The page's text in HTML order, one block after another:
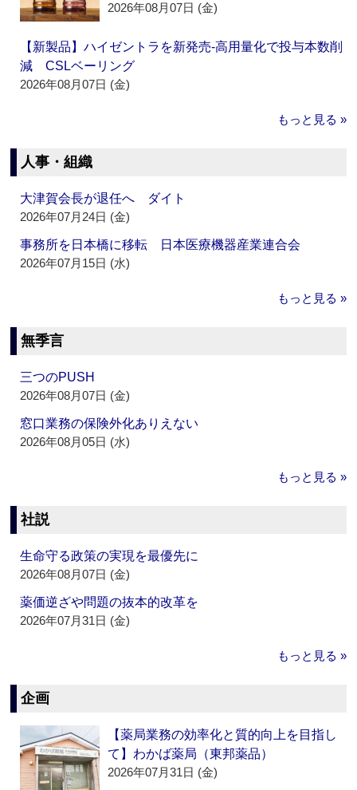
2026年08月07日 (金)
【新製品】ハイゼントラを新発売‐高用量化で投与本数削
減 CSLベーリング
2026年08月07日 (金)
もっと見る »
人事・組織
大津賀会長が退任へ ダイト
2026年07月24日 (金)
事務所を日本橋に移転 日本医療機器産業連合会
2026年07月15日 (水)
もっと見る »
無季言
三つのPUSH
2026年08月07日 (金)
窓口業務の保険外化ありえない
2026年08月05日 (水)
もっと見る »
社説
生命守る政策の実現を最優先に
2026年08月07日 (金)
薬価逆ざや問題の抜本的改革を
2026年07月31日 (金)
もっと見る »
企画
【薬局業務の効率化と質的向上を目指し
て】わかば薬局（東邦薬品）
2026年07月31日 (金)